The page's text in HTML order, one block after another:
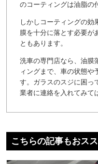
のコーティングは油脂の
しかしコーティングの効
膜を十分に落とす必要が
ともあります。
洗車の専門店なら、油膜
ィングまで、車の状態や
す。ガラスのスジに困っ
業者に連絡を入れてみて
こちらの記事もおス